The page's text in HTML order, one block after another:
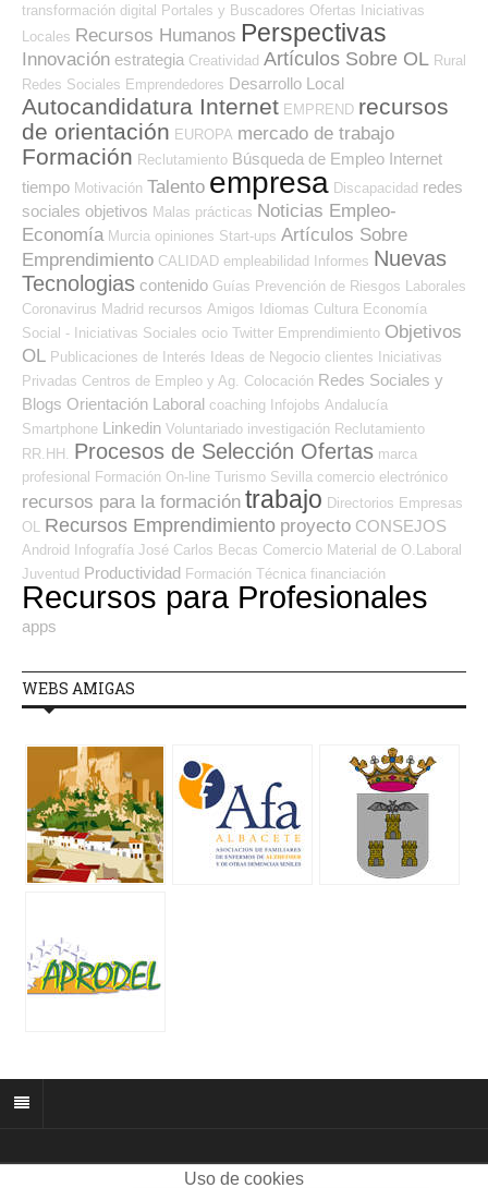
transformación digital Portales y Buscadores Ofertas
Iniciativas
Locales Recursos Humanos Perspectivas
Innovación estrategia Creatividad Artículos Sobre OL Rural
Redes Sociales Emprendedores Desarrollo Local
Autocandidatura Internet EMPREND recursos
de orientación EUROPA mercado de trabajo
Formación Reclutamiento Búsqueda de Empleo Internet
tiempo Motivación Talento empresa Discapacidad redes
sociales objetivos Malas prácticas Noticias Empleo-
Economía Murcia opiniones Start-ups Artículos Sobre
Emprendimiento CALIDAD empleabilidad Informes Nuevas
Tecnologias contenido Guías Prevención de Riesgos Laborales
Coronavirus Madrid recursos Amigos Idiomas Cultura Economía
Social - Iniciativas Sociales ocio Twitter Emprendimiento Objetivos
OL Publicaciones de Interés Ideas de Negocio clientes
Iniciativas
Privadas Centros de Empleo y Ag. Colocación Redes Sociales y
Blogs Orientación Laboral coaching Infojobs Andalucía
Smartphone Linkedin Voluntariado investigación Reclutamiento
RR.HH.
Procesos de Selección Ofertas marca
profesional
Formación On-line Turismo Sevilla comercio electrónico
recursos para la formación trabajo Directorios Empresas
OL
Recursos Emprendimiento proyecto CONSEJOS
Android Infografía José Carlos Becas Comercio Material de O.Laboral
Juventud Productividad Formación Técnica financiación
Recursos para Profesionales
apps
WEBS AMIGAS
Uso de cookies